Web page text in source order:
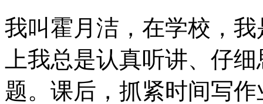
我叫霍月洁，在学校，
上我总是认真听讲、仔
题。课后，抓紧时间写